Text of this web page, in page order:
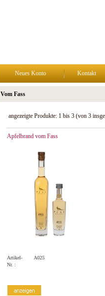
Neues Konto Kontakt
Vom Fass
angezeigte Produkte: 1 bis 3 (von 3
Apfelbrand vom Fass
Artikel-
Nr. :
A025